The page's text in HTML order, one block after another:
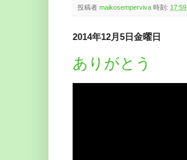
投稿者 maikosemperviva 時刻: 17:59
2014年12月5日金曜日
ありがとう